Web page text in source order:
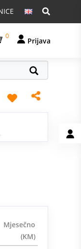
Pretraga:
0
Prijava
Mjesečno
(KM)